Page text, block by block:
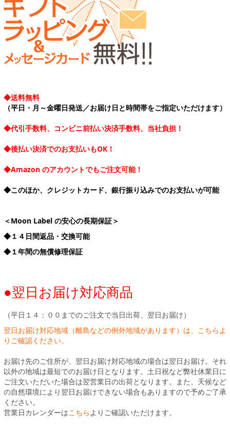
◆送料無料
（平日・月～金曜日発送／お届け日と時間帯をご指定いただけます）
◆代引手数料、コンビニ前払い決済手数料、当社負担！
◆後払い決済でのお支払いもOK！
◆Amazon のアカウントでもご注文可能！
◆このほか、クレジットカード、銀行振り込みでのお支払いが可能
＜Moon Label の安心の長期保証＞
◆１４日間返品・交換可能
◆１年間の無償修理保証
●翌日お届け対応商品
（平日１４：００までのご注文で当日出荷、翌日お届け）
翌日お届け対応地域（離島などの例外地域があります）は、こちらよ
りご確認ください。
お届け先のご住所が、翌日お届け対応地域の場合は翌日お届け。それ
以外の地域は最短でのお届け日となります。土日祝など弊社休業日に
ご注文いただいた場合は翌営業日の出荷となります。また、天候など
の自然環境により翌日お届けできない場合もありますので予めご了承
ください。
営業日カレンダーはこちらよりご確認いただけます。